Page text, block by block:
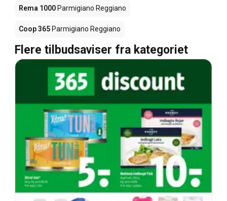
Rema 1000 Parmigiano Reggiano
Coop 365 Parmigiano Reggiano
Flere tilbudsaviser fra kategoriet